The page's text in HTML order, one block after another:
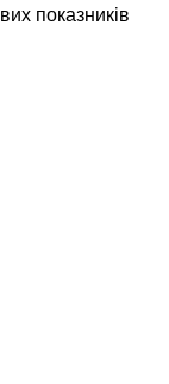
показників